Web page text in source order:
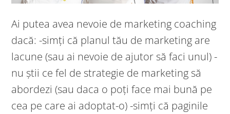
Ai putea avea nevoie de marketing coaching
dacă: -simți că planul tău de marketing are
lacune (sau ai nevoie de ajutor să faci unul) -
nu știi ce fel de strategie de marketing să
abordezi (sau daca o poți face mai bună pe
cea pe care ai adoptat-o) -simți că paginile